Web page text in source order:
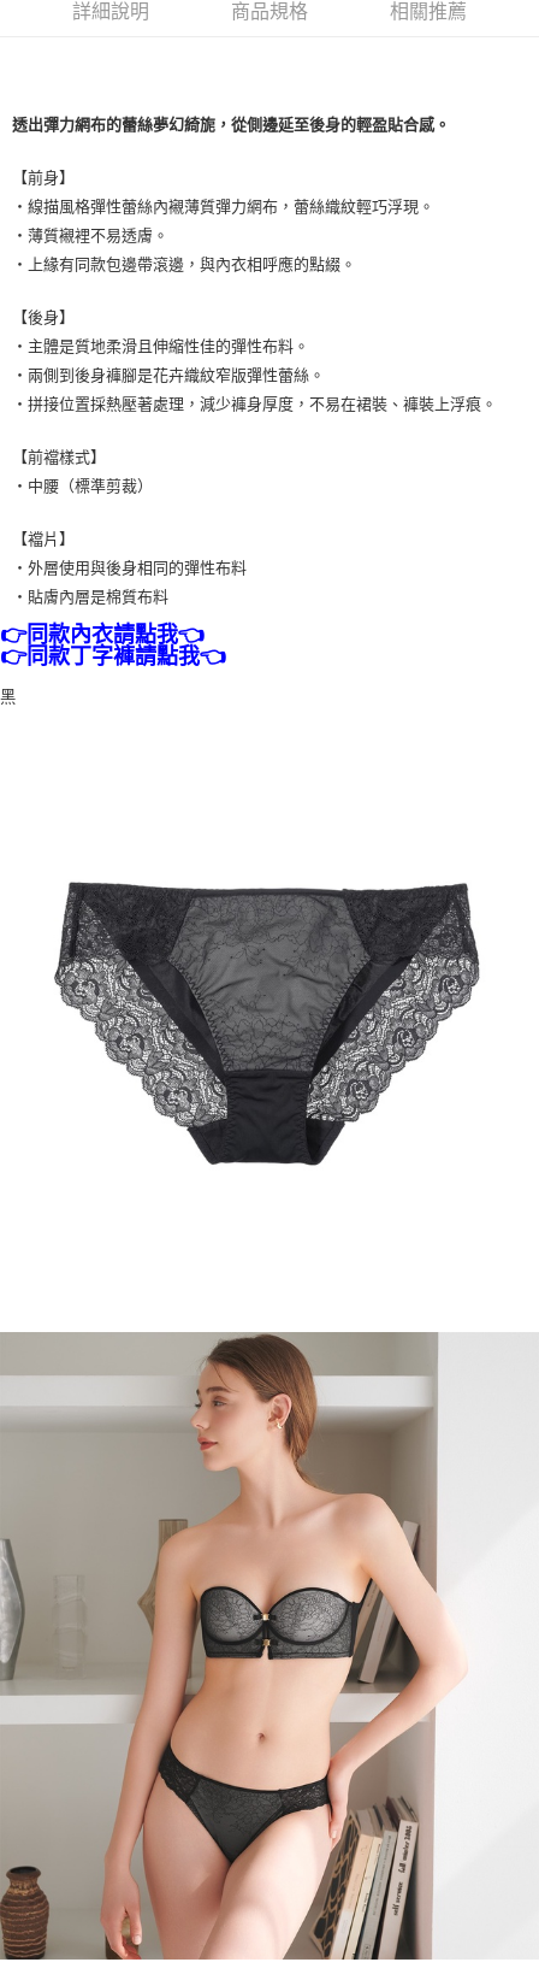
付款後7-11取貨
每筆NT$100，滿NT$1,500(含以上)免運費
離島宅配
每筆NT$200，滿NT$1,500(含以上)免運費
詳細說明 商品規格 相關推薦
透出彈力網布的蕾絲夢幻綺旎，從側邊延至後身的輕盈貼合感。
【前身】
・線描風格彈性蕾絲內襯薄質彈力網布，蕾絲織紋輕巧浮現。
・薄質襯裡不易透膚。
・上緣有同款包邊帶滾邊，與內衣相呼應的點綴。
【後身】
・主體是質地柔滑且伸縮性佳的彈性布料。
・兩側到後身褲腳是花卉織紋窄版彈性蕾絲。
・拼接位置採熱壓著處理，減少褲身厚度，不易在裙裝、褲裝上浮痕。
【前襠樣式】
・中腰（標準剪裁）
【襠片】
・外層使用與後身相同的彈性布料
・貼膚內層是棉質布料
👉同款內衣請點我👈
👉同款丁字褲請點我👈
黑